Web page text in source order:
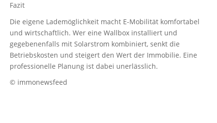
Fazit
Die eigene Lademöglichkeit macht E-Mobilität komfortabel
und wirtschaftlich. Wer eine Wallbox installiert und
gegebenenfalls mit Solarstrom kombiniert, senkt die
Betriebskosten und steigert den Wert der Immobilie. Eine
professionelle Planung ist dabei unerlässlich.
© immonewsfeed